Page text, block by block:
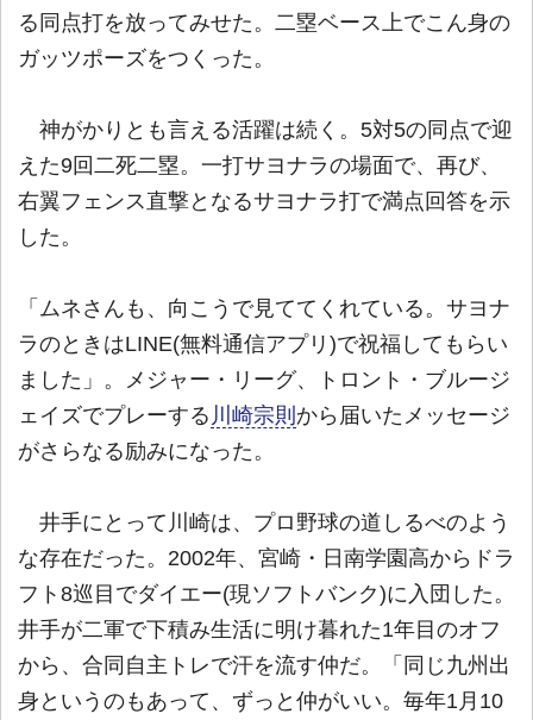
る同点打を放ってみせた。二塁ベース上でこん身の
ガッツポーズをつくった。
神がかりとも言える活躍は続く。5対5の同点で迎
えた9回二死二塁。一打サヨナラの場面で、再び、
右翼フェンス直撃となるサヨナラ打で満点回答を示
した。
「ムネさんも、向こうで見ててくれている。サヨナ
ラのときはLINE(無料通信アプリ)で祝福してもらい
ました」。メジャー・リーグ、トロント・ブルージ
ェイズでプレーする 川崎宗則 から届いたメッセージ
がさらなる励みになった。
井手にとって川崎は、プロ野球の道しるべのよう
な存在だった。2002年、宮崎・日南学園高からドラ
フト8巡目でダイエー(現ソフトバンク)に入団した。
井手が二軍で下積み生活に明け暮れた1年目のオフ
から、合同自主トレで汗を流す仲だ。「同じ九州出
身というのもあって、ずっと仲がいい。毎年1月10